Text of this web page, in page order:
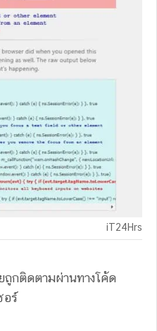
iT24Hrs
ถูกติดตามผ่านทางโค้ด
อร์